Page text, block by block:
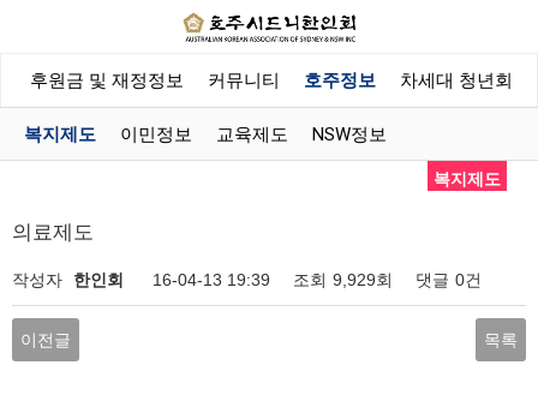
후원금 및 재정정보 커뮤니티 호주정보 차세대 청년회
복지제도 이민정보 교육제도 NSW정보
복지제도
의료제도
작성자 한인회 16-04-13 19:39 조회 9,929회 댓글 0건
이전글 목록